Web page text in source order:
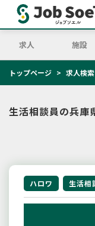
求人 施設
トップページ 求人検索
生活相談員の兵庫
ハロワ 生活相